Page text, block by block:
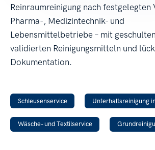
Reinraumreinigung nach festgelegten
Pharma-, Medizintechnik- und
Lebensmittelbetriebe – mit
validierten Reinigungsmitteln und
Dokumentation.
Schleusenservice Unterhaltsreinigung
Wäsche- und Textilservice